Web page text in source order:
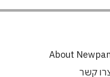
About
קשר